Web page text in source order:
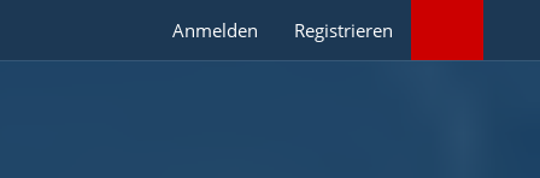
Anmelden Registrieren